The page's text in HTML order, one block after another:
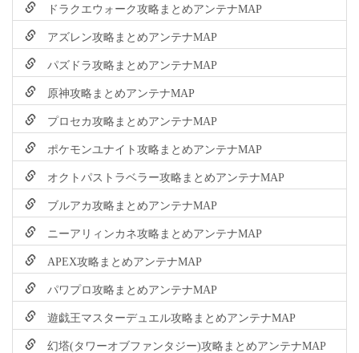
ドラクエウォーク攻略まとめアンテナMAP
アズレン攻略まとめアンテナMAP
パズドラ攻略まとめアンテナMAP
原神攻略まとめアンテナMAP
プロセカ攻略まとめアンテナMAP
ポケモンユナイト攻略まとめアンテナMAP
オクトパストラベラー攻略まとめアンテナMAP
ブルアカ攻略まとめアンテナMAP
ニーアリィンカネ攻略まとめアンテナMAP
APEX攻略まとめアンテナMAP
パワプロ攻略まとめアンテナMAP
遊戯王マスターデュエル攻略まとめアンテナMAP
幻塔(タワーオブファンタジー)攻略まとめアンテナMAP